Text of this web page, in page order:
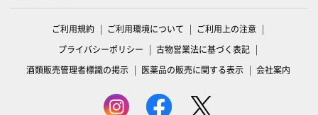
ご利用規約 ご利用環境について
ご利用上の注意
プライバシーポリシー
古物営業法に基づく表記
酒類販売管理者標識の掲示
医薬品の販売に関する表示 会社案内